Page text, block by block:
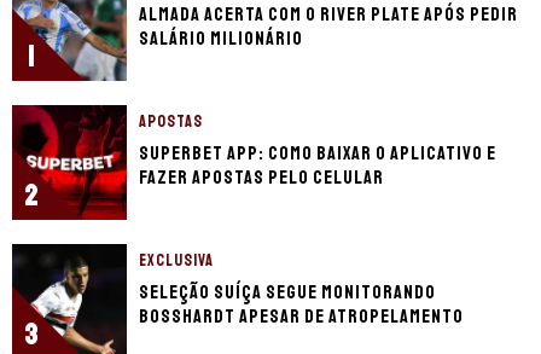
1
Almada acerta com o River Plate após pedir
salário milionário
2
APOSTAS
Superbet app: como baixar o aplicativo e
fazer apostas pelo celular
3
EXCLUSIVA
Seleção Suíça segue monitorando
Bosshardt apesar de atropelamento